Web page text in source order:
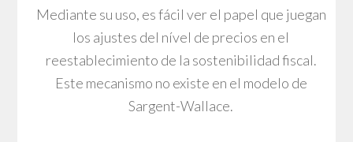
Mediante su uso, es fácil ver el papel que juegan
los ajustes del nível de precios en el
reestablecimiento de la sostenibilidad fiscal.
Este mecanismo no existe en el modelo de
Sargent-Wallace.